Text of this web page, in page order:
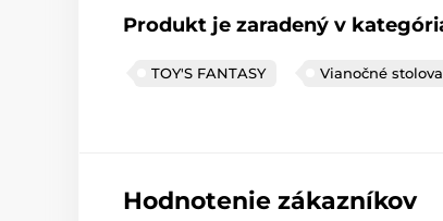
Produkt je zaradený v
TOY'S FANTASY Vianočné
Hodnotenie zákazníkov